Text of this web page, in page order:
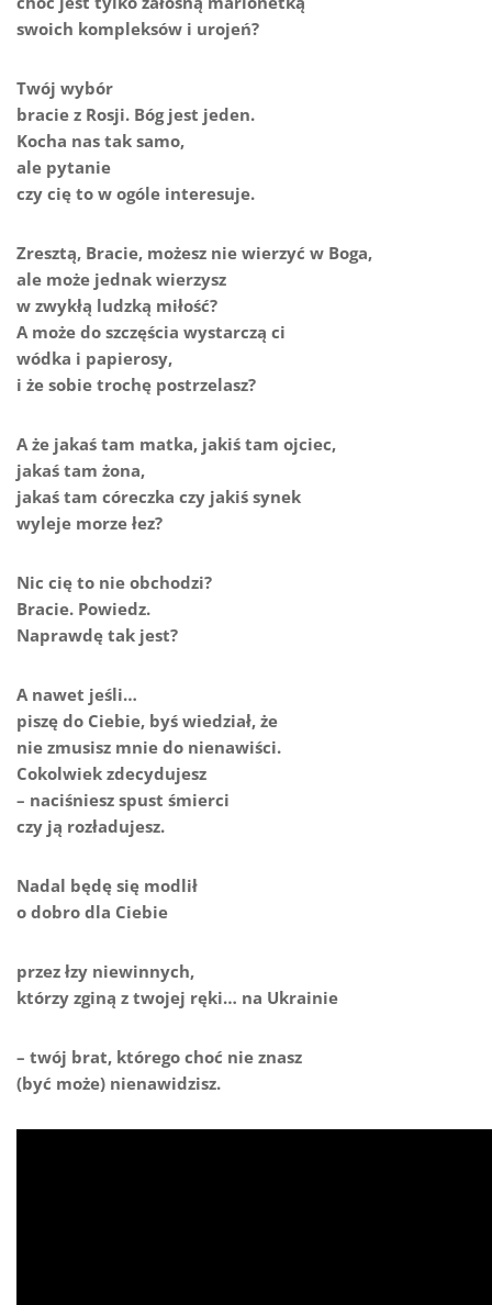
swoich kompleksów i urojeń?
Twój wybór
bracie z Rosji. Bóg jest jeden.
Kocha nas tak samo,
ale pytanie
czy cię to w ogóle interesuje.
Zresztą, Bracie, możesz nie wierzyć w Boga,
ale może jednak wierzysz
w zwykłą ludzką miłość?
A może do szczęścia wystarczą ci
wódka i papierosy,
i że sobie trochę postrzelasz?
A że jakaś tam matka, jakiś tam ojciec,
jakaś tam żona,
jakaś tam córeczka czy jakiś synek
wyleje morze łez?
Nic cię to nie obchodzi?
Bracie. Powiedz.
Naprawdę tak jest?
A nawet jeśli…
piszę do Ciebie, byś wiedział, że
nie zmusisz mnie do nienawiści.
Cokolwiek zdecydujesz
– naciśniesz spust śmierci
czy ją rozładujesz.
Nadal będę się modlił
o dobro dla Ciebie
przez łzy niewinnych,
którzy zginą z twojej ręki… na Ukrainie
– twój brat, którego choć nie znasz
(być może) nienawidzisz.